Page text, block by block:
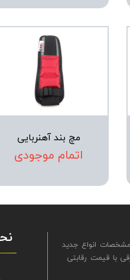
مچ بند آهنربایی
اتمام موجودی
انواع جدید
​​​​​​​با قیمت رقابتی